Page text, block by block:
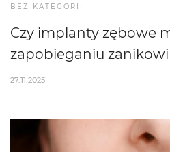
BEZ KATEGORII
Czy implanty zębowe
zapobieganiu zanikowi
27.11.2025